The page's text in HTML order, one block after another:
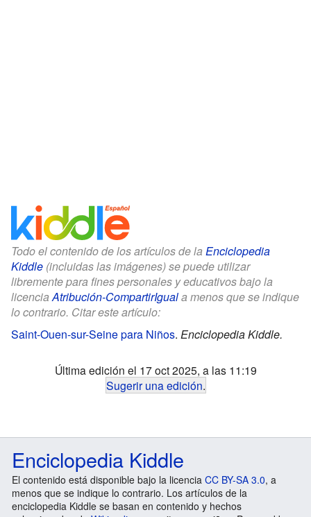
Todo el contenido de los artículos de la Enciclopedia
Kiddle (incluidas las imágenes) se puede utilizar
libremente para fines personales y educativos bajo la
licenciaAtribución-CompartirIguala menos que se indique
lo contrario. Citar este artículo:
Saint-Ouen-sur-Seine para Niños. Enciclopedia Kiddle.
Última edición el 17 oct 2025, a las 11:19
Sugerir una edición.
Enciclopedia Kiddle
El contenido está disponible bajo la licencia CC BY-SA 3.0, a
menos que se indique lo contrario. Los artículos de la
enciclopedia Kiddle se basan en contenido y hechos